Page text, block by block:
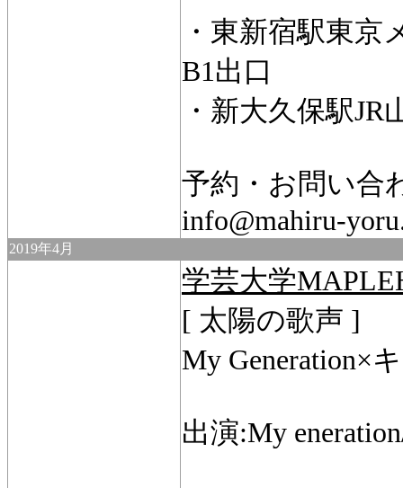
・東新宿駅東京
B1出口
・新大久保駅
予約・お問い合
info@mahiru-
2019年4月
学芸大学
[ 太陽の歌声 ]
My Generation×
出演:My